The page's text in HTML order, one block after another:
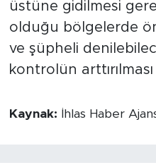
üstüne gidilmesi
olduğu bölgelerde
ve şüpheli
kontrolün
Kaynak: İhlas Haber